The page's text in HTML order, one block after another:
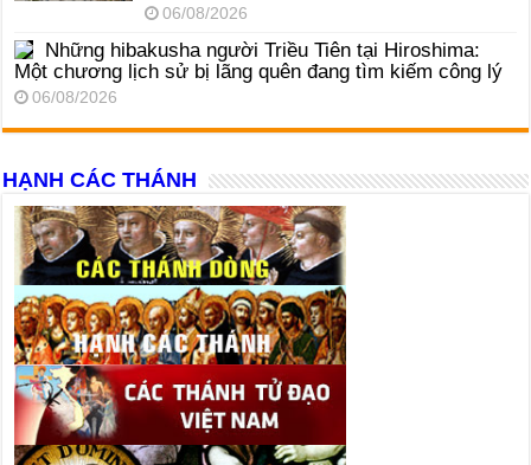
06/08/2026
Những hibakusha người Triều Tiên tại Hiroshima:
Một chương lịch sử bị lãng quên đang tìm kiếm công lý
06/08/2026
HẠNH CÁC THÁNH